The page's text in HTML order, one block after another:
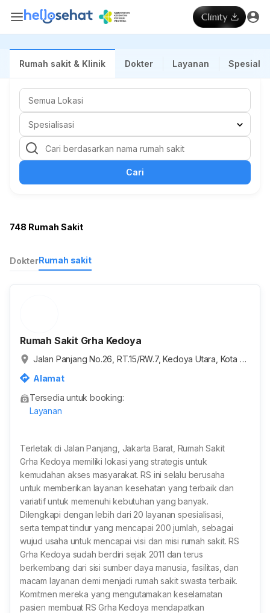
Rumah sakit & Klinik Dokter Layanan
Cari
748 Rumah Sakit
DokterRumah sakit
Rumah Sakit Grha Kedoya
Jalan Panjang No.26, RT.15/RW.7, Kedoya Utara, Kota Ja
Alamat
Tersedia untuk booking:
Layanan
Terletak di Jalan Panjang, Jakarta Barat, Rumah Sakit
Grha Kedoya memiliki lokasi yang strategis untuk
kemudahan akses masyarakat. RS ini selalu berusaha
untuk memberikan layanan kesehatan yang terbaik dan
variatif untuk memenuhi kebutuhan yang banyak.
Dilengkapi dengan lebih dari 20 layanan spesialisasi,
serta tempat tindur yang mencapai 200 jumlah, sebagai
wujud usaha untuk mencapai visi dan misi rumah sakit. RS
Grha Kedoya sudah berdiri sejak 2011 dan terus
berkembang dari sisi sumber daya manusia, fasilitas, dan
macam layanan demi menjadi rumah sakit swasta terbaik.
Komitmen mereka yang mengutamakan keselamatan
pasien membuat RS Grha Kedoya mendapatkan